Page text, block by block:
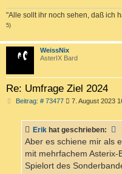
"Alle sollt ihr noch sehen, daß ich
5)
WeissNix
AsterIX Bard
Re: Umfrage Ziel 2024
Beitrag: # 73477B
r
a
7. August 2023
Erik hat geschrieben:
Aber es schiene mir als
mit mehrfachem Asterix-
Spielort des